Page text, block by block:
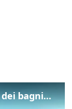
Tuffi dai pontili a Jesolo, il capo dei bagnini: "L'impegno di tutti per evitare altre tragedie"